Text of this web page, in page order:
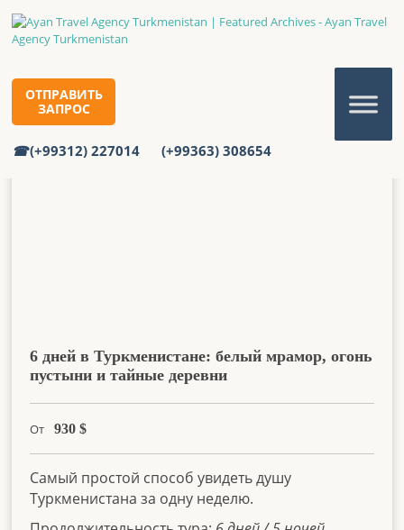
(+99312) 227014 (+99363) 308654
ОТПРАВИТЬ
ЗАПРОС
Главная Featured
Featured
6 дней в Туркменистане: белый мрамор, огонь
пустыни и тайные деревни
От 930 $
Самый простой способ увидеть душу
Туркменистана за одну неделю.